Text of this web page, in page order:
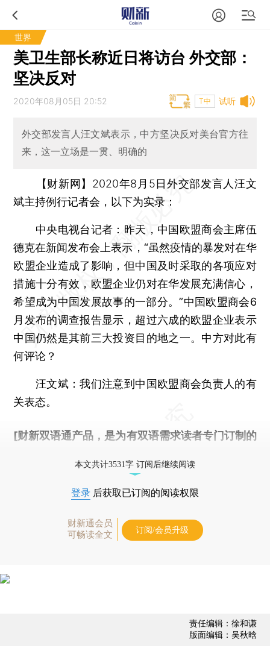
世界
美卫生部长称近日将访台 外交部：
坚决反对
试听
2020年08月05日 20:52 T中
外交部发言人汪文斌表示，中方坚决反对美台官方往
来，这一立场是一贯、明确的
【财新网】 2020年8月5日外交部发言人汪文
斌主持例行记者会，以下为实录：
中央电视台记者：昨天，中国欧盟商会主席伍
德克在新闻发布会上表示，“虽然疫情的暴发对在华
欧盟企业造成了影响，但中国及时采取的各项应对
措施十分有效，欧盟企业仍对在华发展充满信心，
希望成为中国发展故事的一部分。”中国欧盟商会6
月发布的调查报告显示，超过六成的欧盟企业表示
中国仍然是其前三大投资目的地之一。中方对此有
何评论？
汪文斌：我们注意到中国欧盟商会负责人的有
关表态。
[财新双语通产品，是为有双语需求读者专门订制的
本文共计3531字 订阅后继续阅读
登录 后获取已订阅的阅读权限
财新通会员
可畅读全文
订阅/会员升级
责任编辑：徐和谦
版面编辑：吴秋晗